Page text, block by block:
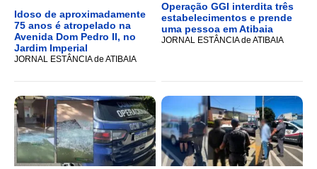
Idoso de aproximadamente
75 anos é atropelado na
Avenida Dom Pedro II, no
Jardim Imperial
JORNAL ESTÂNCIA de ATIBAIA
Operação GGI interdita três
estabelecimentos e prende
uma pessoa em Atibaia
JORNAL ESTÂNCIA de ATIBAIA